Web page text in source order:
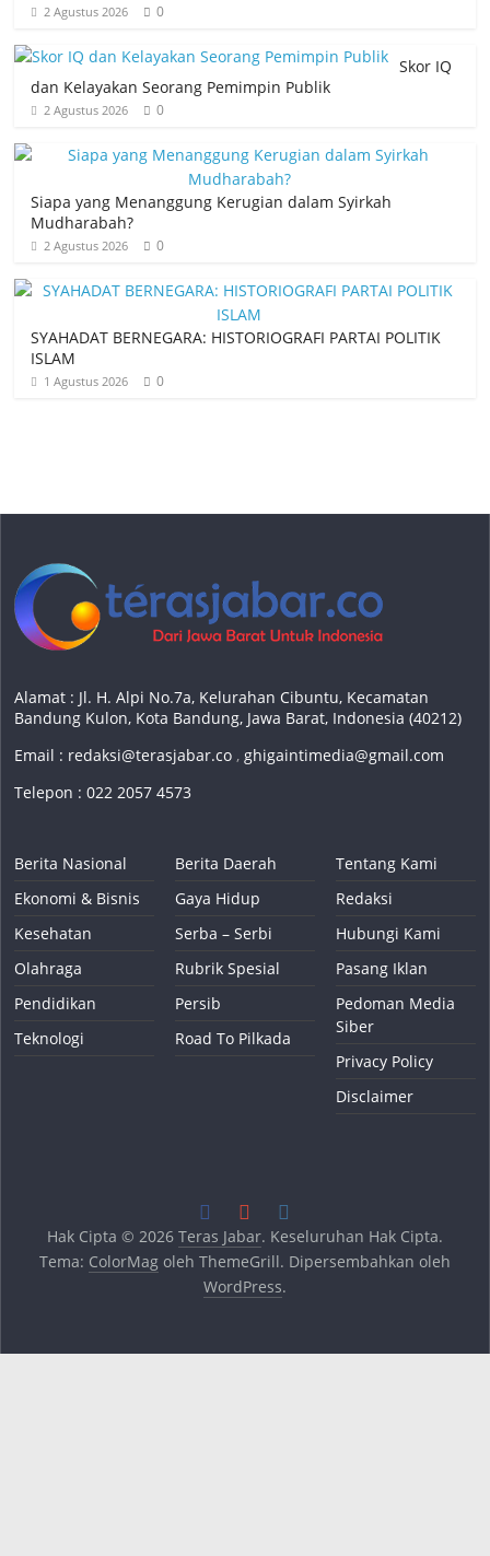
2 Agustus 2026 0
Skor IQ
dan Kelayakan Seorang Pemimpin Publik
2 Agustus 2026 0
Siapa yang Menanggung Kerugian dalam Syirkah
Mudharabah?
2 Agustus 2026 0
SYAHADAT BERNEGARA: HISTORIOGRAFI PARTAI POLITIK
ISLAM
1 Agustus 2026 0
Alamat : Jl. H. Alpi No.7a, Kelurahan Cibuntu, Kecamatan
Bandung Kulon, Kota Bandung, Jawa Barat, Indonesia (40212)
Email : redaksi@terasjabar.co , ghigaintimedia@gmail.com
Telepon : 022 2057 4573
Berita Nasional
Ekonomi & Bisnis
Kesehatan
Olahraga
Pendidikan
Teknologi
Berita Daerah
Gaya Hidup
Serba – Serbi
Rubrik Spesial
Persib
Road To Pilkada
Tentang Kami
Redaksi
Hubungi Kami
Pasang Iklan
Pedoman Media
Siber
Privacy Policy
Disclaimer
Hak Cipta © 2026 Teras Jabar. Keseluruhan Hak Cipta.
Tema: ColorMagoleh ThemeGrill. Dipersembahkan oleh
WordPress.